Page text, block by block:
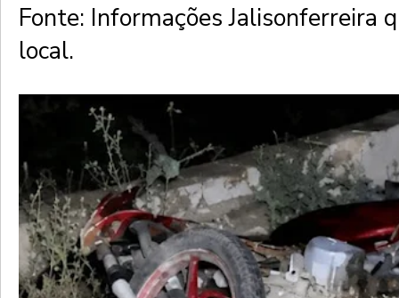
Fonte: Informações Jalisonferreira
local.